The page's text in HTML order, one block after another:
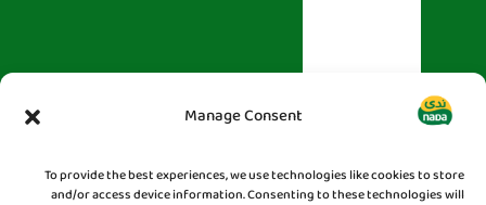
Manage Consent
To provide the best experiences, we use technologies like cookies to store
and/or access device information. Consenting to these technologies will